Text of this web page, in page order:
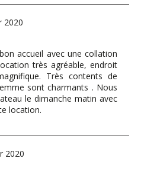
2020
accueil avec une collation
très agréable, endroit
Très contents de
sont charmants . Nous
le dimanche matin avec
location.
2020